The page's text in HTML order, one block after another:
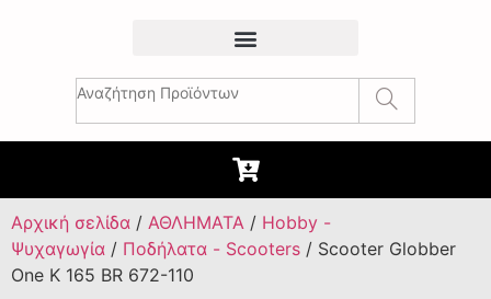
Αρχική σελίδα / ΑΘΛΗΜΑΤΑ / Hobby -
Ψυχαγωγία / Ποδήλατα - Scooters / Scooter Globber
One K 165 BR 672-110